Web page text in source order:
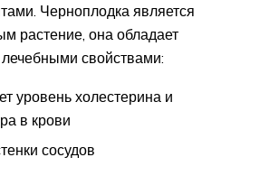
Черноплодка является
растение, она обладает
свойствами:
уровень холестерина и
в крови
сосудов